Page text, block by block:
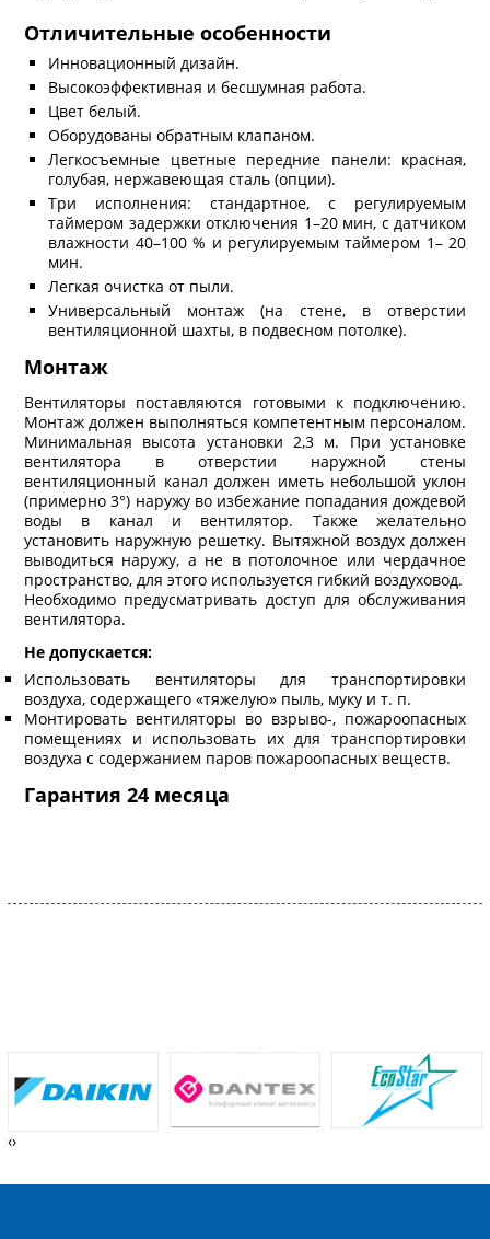
Отличительные особенности
Инновационный дизайн.
Высокоэффективная и бесшумная работа.
Цвет белый.
Оборудованы обратным клапаном.
Легкосъемные цветные передние панели: красная,
голубая, нержавеющая сталь (опции).
Три исполнения: стандартное, с регулируемым
таймером задержки отключения 1–20 мин, с датчиком
влажности 40–100 % и регулируемым таймером 1– 20
мин.
Легкая очистка от пыли.
Универсальный монтаж (на стене, в отверстии
вентиляционной шахты, в подвесном потолке).
Монтаж
Вентиляторы поставляются готовыми к подключению.
Монтаж должен выполняться компетентным персоналом.
Минимальная высота установки 2,3 м. При установке
вентилятора в отверстии наружной стены
вентиляционный канал должен иметь небольшой уклон
(примерно 3°) наружу во избежание попадания дождевой
воды в канал и вентилятор. Также желательно
установить наружную решетку. Вытяжной воздух должен
выводиться наружу, а не в потолочное или чердачное
пространство, для этого используется гибкий воздуховод.
Необходимо предусматривать доступ для обслуживания
вентилятора.
Не допускается:
Использовать вентиляторы для транспортировки
воздуха, содержащего «тяжелую» пыль, муку и т. п.
Монтировать вентиляторы во взрыво-, пожароопасных
помещениях и использовать их для транспортировки
воздуха с содержанием паров пожароопасных веществ.
Гарантия 24 месяца
‹›